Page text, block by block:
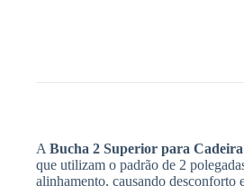
A Bucha 2 Superior para
que utilizam o padrão de 2
alinhamento, causando desconforto